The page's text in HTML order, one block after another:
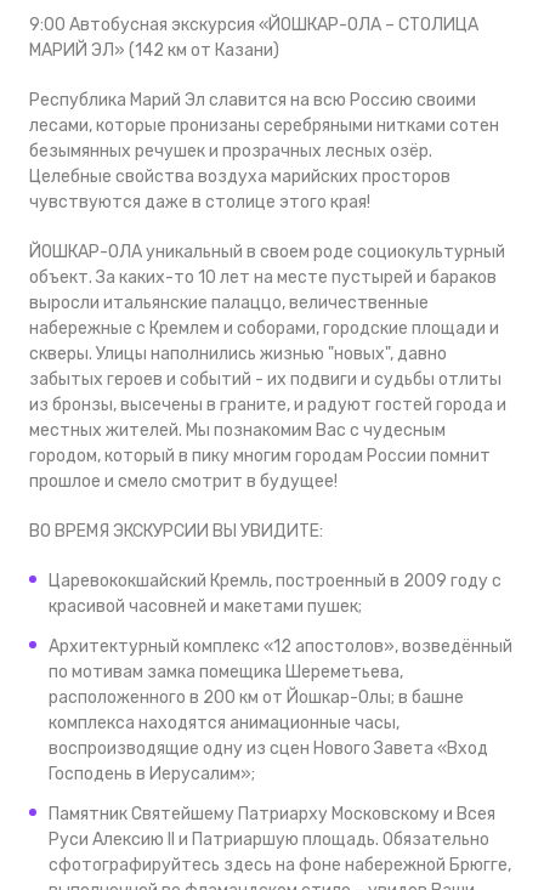
9:00 Автобусная экскурсия «ЙОШКАР-ОЛА – СТОЛИЦА
МАРИЙ ЭЛ» (142 км от Казани)
Республика Марий Эл славится на всю Россию своими
лесами, которые пронизаны серебряными нитками сотен
безымянных речушек и прозрачных лесных озёр.
Целебные свойства воздуха марийских просторов
чувствуются даже в столице этого края!
ЙОШКАР-ОЛА уникальный в своем роде социокультурный
объект. За каких-то 10 лет на месте пустырей и бараков
выросли итальянские палаццо, величественные
набережные с Кремлем и соборами, городские площади и
скверы. Улицы наполнились жизнью "новых", давно
забытых героев и событий - их подвиги и судьбы отлиты
из бронзы, высечены в граните, и радуют гостей города и
местных жителей. Мы познакомим Вас с чудесным
городом, который в пику многим городам России помнит
прошлое и смело смотрит в будущее!
ВО ВРЕМЯ ЭКСКУРСИИ ВЫ УВИДИТЕ:
Царевококшайский Кремль, построенный в 2009 году с
красивой часовней и макетами пушек;
Архитектурный комплекс «12 апостолов», возведённый
по мотивам замка помещика Шереметьева,
расположенного в 200 км от Йошкар-Олы; в башне
комплекса находятся анимационные часы,
воспроизводящие одну из сцен Нового Завета «Вход
Господень в Иерусалим»;
Памятник Святейшему Патриарху Московскому и Всея
Руси Алексию II и Патриаршую площадь. Обязательно
сфотографируйтесь здесь на фоне набережной Брюгге,